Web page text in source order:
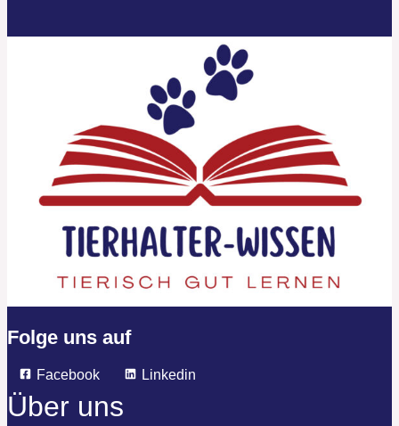
Folge uns auf
Facebook Linkedin
Über uns